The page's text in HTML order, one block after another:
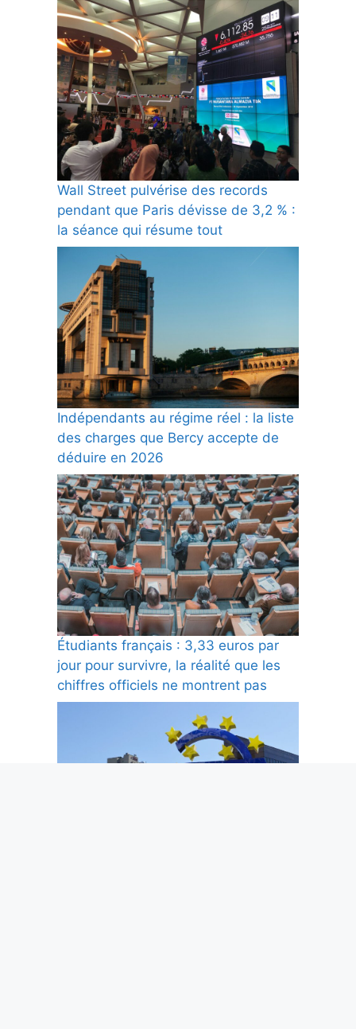
Wall Street pulvérise des records
pendant que Paris dévisse de 3,2 % :
la séance qui résume tout
Indépendants au régime réel : la liste
des charges que Bercy accepte de
déduire en 2026
Étudiants français : 3,33 euros par
jour pour survivre, la réalité que les
chiffres officiels ne montrent pas